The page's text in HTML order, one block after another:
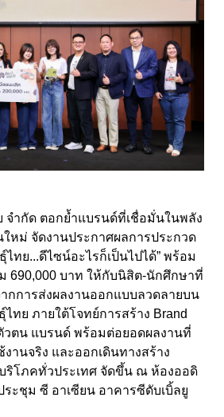
ำกัด ตอกย้ำแบรนด์ที่เชื่อมั่นในพลัง
หม่ จัดงานประกาศผลการประกวด
ทย...ดีไซน์อะไรก็เป็นไปได้” พร้อม
690,000 บาท ให้กับนิสิต-นักศึกษาที่
กการส่งผลงานออกแบบลวดลายบน
ไทย ภายใต้โจทย์การสร้าง Brand
วตน แบรนด์ พร้อมต่อยอดผลงานที่
งานจริง และออกเดินทางสร้าง
ริโภคทั่วประเทศ จัดขึ้น ณ ห้องออดิ
ะชุม ซี อาเซียน อาคารซีดับเบิ้ลยู